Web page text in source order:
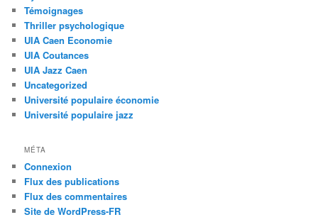
Témoignages
Thriller psychologique
UIA Caen Economie
UIA Coutances
UIA Jazz Caen
Uncategorized
Université populaire économie
Université populaire jazz
MÉTA
Connexion
Flux des publications
Flux des commentaires
Site de WordPress-FR